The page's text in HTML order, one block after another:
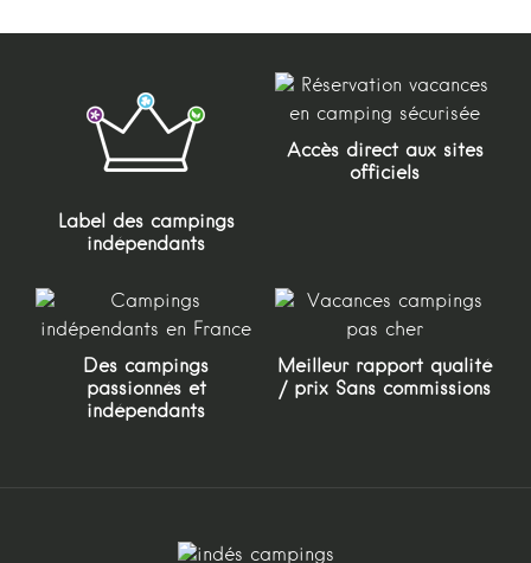
Label des campings
indépendants
Accès direct aux sites
officiels
Des campings
passionnés et
indépendants
Meilleur rapport qualité
/ prix Sans commissions